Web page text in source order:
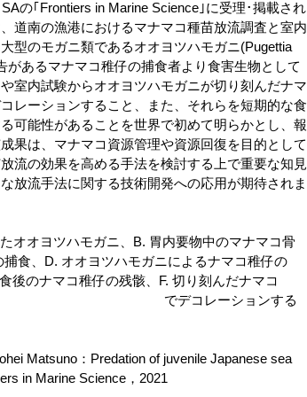
の｢Frontiers in Marine Science｣に受理･掲載され
道南の漁港におけるマナマコ種苗放流調査と室内
型のモガニ類であるオオヨツハモガニ(Pugettia
があるマナマコ稚仔の捕食者より食害生物として
室内試験からオオヨツハモガニが切り刻んだナマ
レーションすること、また、それらを短期的な食
可能性があることを世界で初めて明らかとし、報
果は、マナマコ資源管理や資源回復を目的として
流の効果を高める手法を検討する上で重要な知見
放流手法に関する技術開発への応用が期待されま
オオヨツハモガニ、B. 胃内要物中のマナマコ骨
捕食、D. オオヨツハモガニによるナマコ稚仔の
後のナマコ稚仔の残骸、F. 切り刻んだナマコ
レーションする
Matsuno：Predation of juvenile Japanese sea
in Marine Science，2021